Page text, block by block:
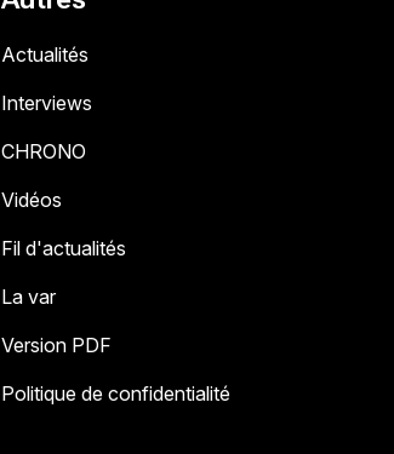
Actualités
Interviews
CHRONO
Vidéos
Fil d'actualités
La var
Version PDF
Politique de confidentialité